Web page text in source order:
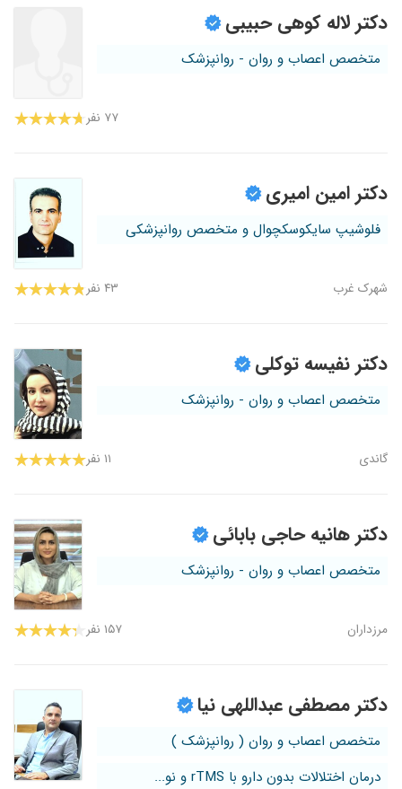
دکتر لاله کوهی حبیبی
متخصص اعصاب و روان - روانپزشک
۷۷ نفر
دکتر امین امیری
فلوشیپ سایکوسکچوال و متخصص روانپزشکی
شهرک غرب ۴۳ نفر
دکتر نفیسه توکلی
متخصص اعصاب و روان - روانپزشک
گاندی ۱۱ نفر
دکتر هانیه حاجی بابائی
متخصص اعصاب و روان - روانپزشک
مرزداران ۱۵۷ نفر
دکتر مصطفی عبداللهی نیا
متخصص اعصاب و روان ( روانپزشک )
درمان اختلالات بدون دارو با rTMS و نو...